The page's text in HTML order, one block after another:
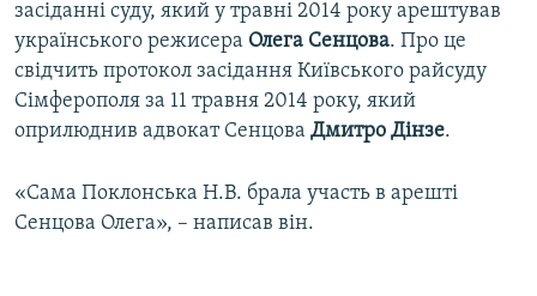
засіданні суду, який у травні 2014 року арештував
українського режисера Олега Сенцова. Про це
свідчить протокол засідання Київського райсуду
Сімферополя за 11 травня 2014 року, який
оприлюднив адвокат Сенцова Дмитро Дінзе.
«Сама Поклонська Н.В. брала участь в арешті
Сенцова Олега», – написав він.